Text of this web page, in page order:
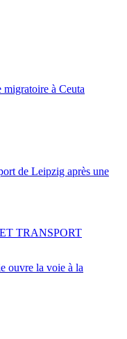
migratoire à Ceuta
de Leipzig après une
ouvre la voie à la
TRANSPORT